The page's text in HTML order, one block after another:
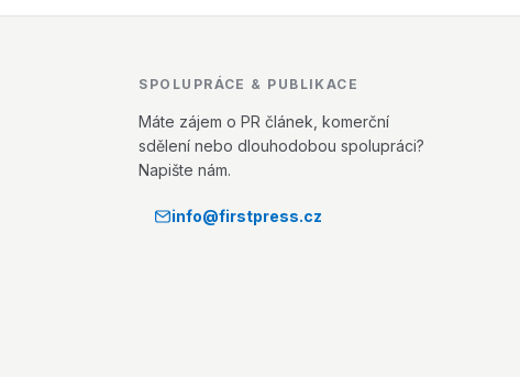
SPOLUPRÁCE & PUBLIKACE
Máte zájem o PR článek, komerční
sdělení nebo dlouhodobou spolupráci?
Napište nám.
info@firstpress.cz